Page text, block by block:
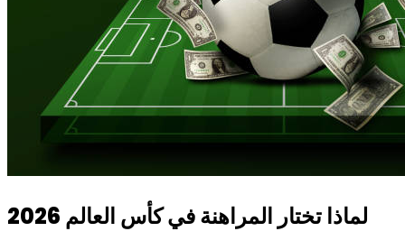
لماذا تختار المراهنة في كأس العالم 2026